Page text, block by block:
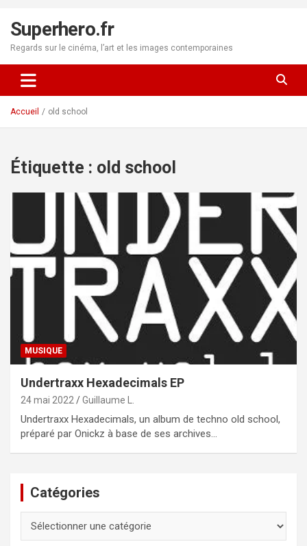
contenu
Superhero.fr
Regards sur le cinéma, l’art et les images contemporaines
Accueil old school
Étiquette : old school
MUSIQUE
Undertraxx Hexadecimals EP
24 mai 2022 Guillaume L.
Undertraxx Hexadecimals, un album de techno old school,
préparé par Onickz à base de ses archives…
Catégories